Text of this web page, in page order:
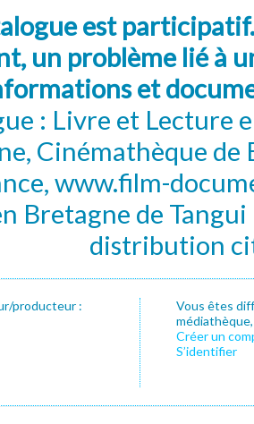
est
un problème lié à
et
: Livre et Lecture
Cinémathèque de
www.film-
Bretagne de
distribution
producteur :
Vous êtes
Créer un
S’identifier